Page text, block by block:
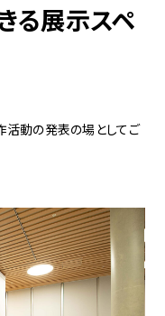
る展示スペ
活動の発表の場としてご